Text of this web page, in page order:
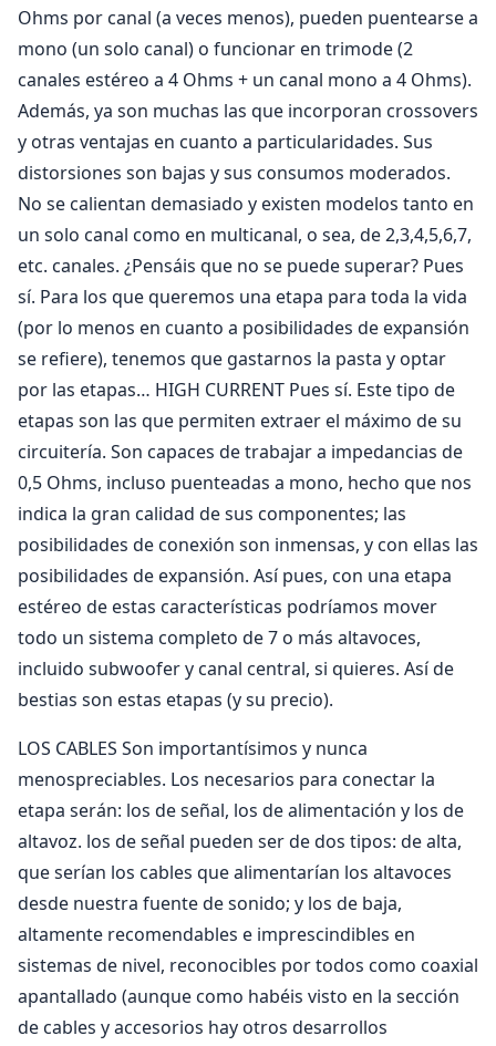
Ohms por canal (a veces menos), pueden puentearse a
mono (un solo canal) o funcionar en trimode (2
canales estéreo a 4 Ohms + un canal mono a 4 Ohms).
Además, ya son muchas las que incorporan crossovers
y otras ventajas en cuanto a particularidades. Sus
distorsiones son bajas y sus consumos moderados.
No se calientan demasiado y existen modelos tanto en
un solo canal como en multicanal, o sea, de 2,3,4,5,6,7,
etc. canales. ¿Pensáis que no se puede superar? Pues
sí. Para los que queremos una etapa para toda la vida
(por lo menos en cuanto a posibilidades de expansión
se refiere), tenemos que gastarnos la pasta y optar
por las etapas… HIGH CURRENT Pues sí. Este tipo de
etapas son las que permiten extraer el máximo de su
circuitería. Son capaces de trabajar a impedancias de
0,5 Ohms, incluso puenteadas a mono, hecho que nos
indica la gran calidad de sus componentes; las
posibilidades de conexión son inmensas, y con ellas las
posibilidades de expansión. Así pues, con una etapa
estéreo de estas características podríamos mover
todo un sistema completo de 7 o más altavoces,
incluido subwoofer y canal central, si quieres. Así de
bestias son estas etapas (y su precio).
LOS CABLES Son importantísimos y nunca
menospreciables. Los necesarios para conectar la
etapa serán: los de señal, los de alimentación y los de
altavoz. los de señal pueden ser de dos tipos: de alta,
que serían los cables que alimentarían los altavoces
desde nuestra fuente de sonido; y los de baja,
altamente recomendables e imprescindibles en
sistemas de nivel, reconocibles por todos como coaxial
apantallado (aunque como habéis visto en la sección
de cables y accesorios hay otros desarrollos